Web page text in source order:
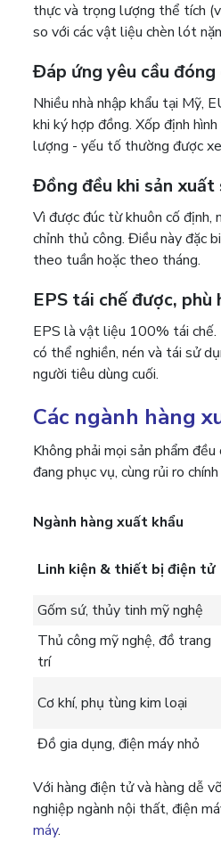
thực và trọng lượng thể tích
so với các vật liệu chèn lót
Đáp ứng yêu cầu
Nhiều nhà nhập khẩu tại Mỹ,
khi ký hợp đồng. Xốp định
lượng - yếu tố thường được
Đồng đều khi sản
Vì được đúc từ khuôn cố định,
chỉnh thủ công. Điều này đặc
theo tuần hoặc theo tháng.
EPS tái chế được,
EPS là vật liệu 100% tái chế.
có thể nghiền, nén và tái sử
người tiêu dùng cuối.
Các ngành hàng
Không phải mọi sản phẩm
đang phục vụ, cùng rủi ro
Ngành hàng xuất khẩu
Linh kiện & thiết bị điện tử
Gốm sứ, thủy tinh mỹ nghệ
Thủ công mỹ nghệ, đồ trang
trí
Cơ khí, phụ tùng kim loại
Đồ gia dụng, điện máy nhỏ
Với hàng điện tử và hàng dễ
nghiệp ngành nội thất, điện
máy.